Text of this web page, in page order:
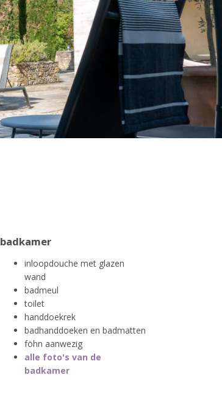
badkamer
inloopdouche met glazen
wand
badmeul
toilet
handdoekrek
badhanddoeken en badmatten
föhn aanwezig
alle foto's van de
badkamer